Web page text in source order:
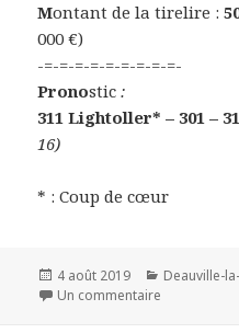
Montant de la tirelire :
000 €)
-=-=-=-=-=-=-=-=-=-
Pronostic:
311 Lightoller* – 301 –
16)
* : Coup de cœur
Publié
le
4 août 2019 Catégories
Deauville-
Un commentaire